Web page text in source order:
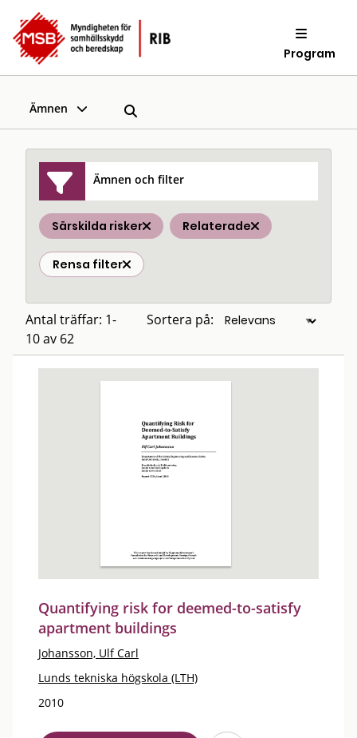
Program
Ämnen
Ämnen och filter
Särskilda risker Relaterade
Rensa filter
Antal träffar: 1-
10 av 62
Sortera på:
Quantifying risk for deemed-to-satisfy
apartment buildings
Johansson, Ulf Carl
Lunds tekniska högskola (LTH)
2010